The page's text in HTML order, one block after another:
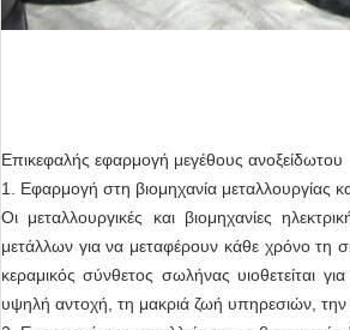
Επικεφαλής εφαρμογή μεγέθους ανοξείδωτου
1. Εφαρμογή στη βιομηχανία μεταλλουργίας
Οι μεταλλουργικές και βιομηχανίες
μετάλλων για να μεταφέρουν κάθε χρόνο
κεραμικός σύνθετος σωλήνας υιοθετείται
υψηλή αντοχή, τη μακριά ζωή υπηρεσιών, την